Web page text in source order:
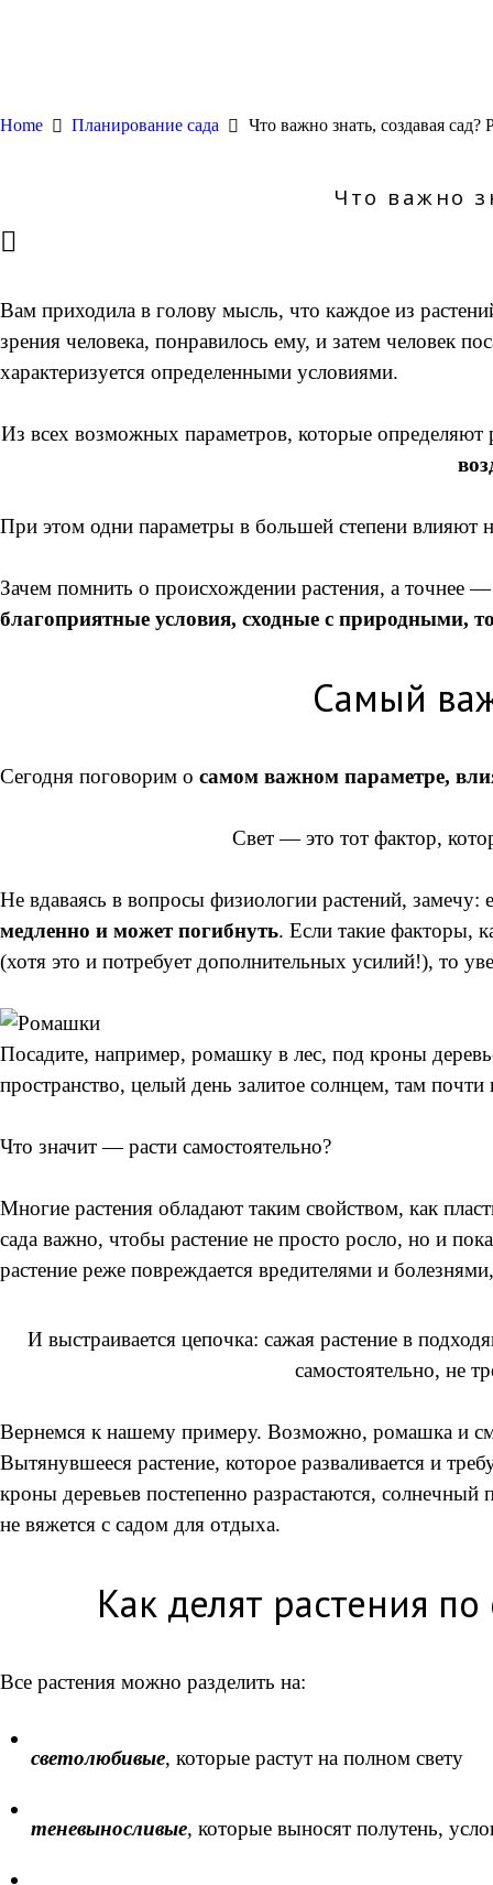
Home Планирование сада Что важно знать, создавая сад?
Что важно
Вам приходила в голову мысль, что каждое из
зрения человека, понравилось ему, и затем человек
характеризуется определенными условиями.
Из всех возможных параметров, которые определяют
При этом одни параметры в большей степени влияют
Зачем помнить о происхождении растения, а точнее
благоприятные условия, сходные с природными,
Самый
Сегодня поговорим о самом важном параметре,
Свет — это тот фактор,
Не вдаваясь в вопросы физиологии растений, замечу:
медленно и может погибнуть. Если такие факторы,
(хотя это и потребует дополнительных усилий!), то
Посадите, например, ромашку в лес, под кроны
пространство, целый день залитое солнцем, там
Что значит — расти самостоятельно?
Многие растения обладают таким свойством, как
сада важно, чтобы растение не просто росло, но и
растение реже повреждается вредителями и
И выстраивается цепочка: сажая растение в
самостоятельно, не
Вернемся к нашему примеру. Возможно, ромашка и
Вытянувшееся растение, которое разваливается и
кроны деревьев постепенно разрастаются, солнечный
не вяжется с садом для отдыха.
Как делят растения
Все растения можно разделить на:
светолюбивые, которые растут на полном свету
теневыносливые, которые выносят полутень,